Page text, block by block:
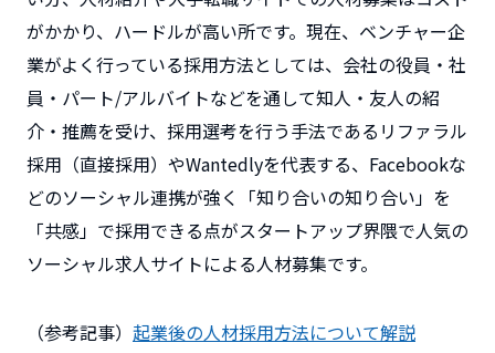
がかかり、ハードルが高い所です。現在、ベンチャー企
業がよく行っている採用方法としては、会社の役員・社
員・パート/アルバイトなどを通して知人・友人の紹
介・推薦を受け、採用選考を行う手法であるリファラル
採用（直接採用）やWantedlyを代表する、Facebookな
どのソーシャル連携が強く「知り合いの知り合い」を
「共感」で採用できる点がスタートアップ界隈で人気の
ソーシャル求人サイトによる人材募集です。
（参考記事） 起業後の人材採用方法について解説